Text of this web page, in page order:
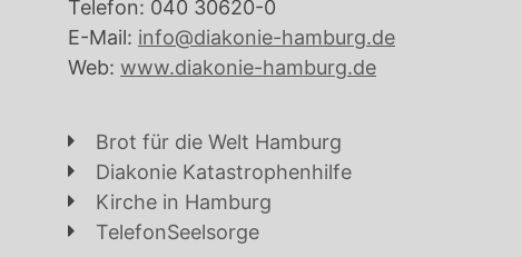
Telefon: 040 30620-0
E-Mail: info@diakonie-hamburg.de
Web: www.diakonie-hamburg.de
Brot für die Welt Hamburg
Diakonie Katastrophenhilfe
Kirche in Hamburg
TelefonSeelsorge